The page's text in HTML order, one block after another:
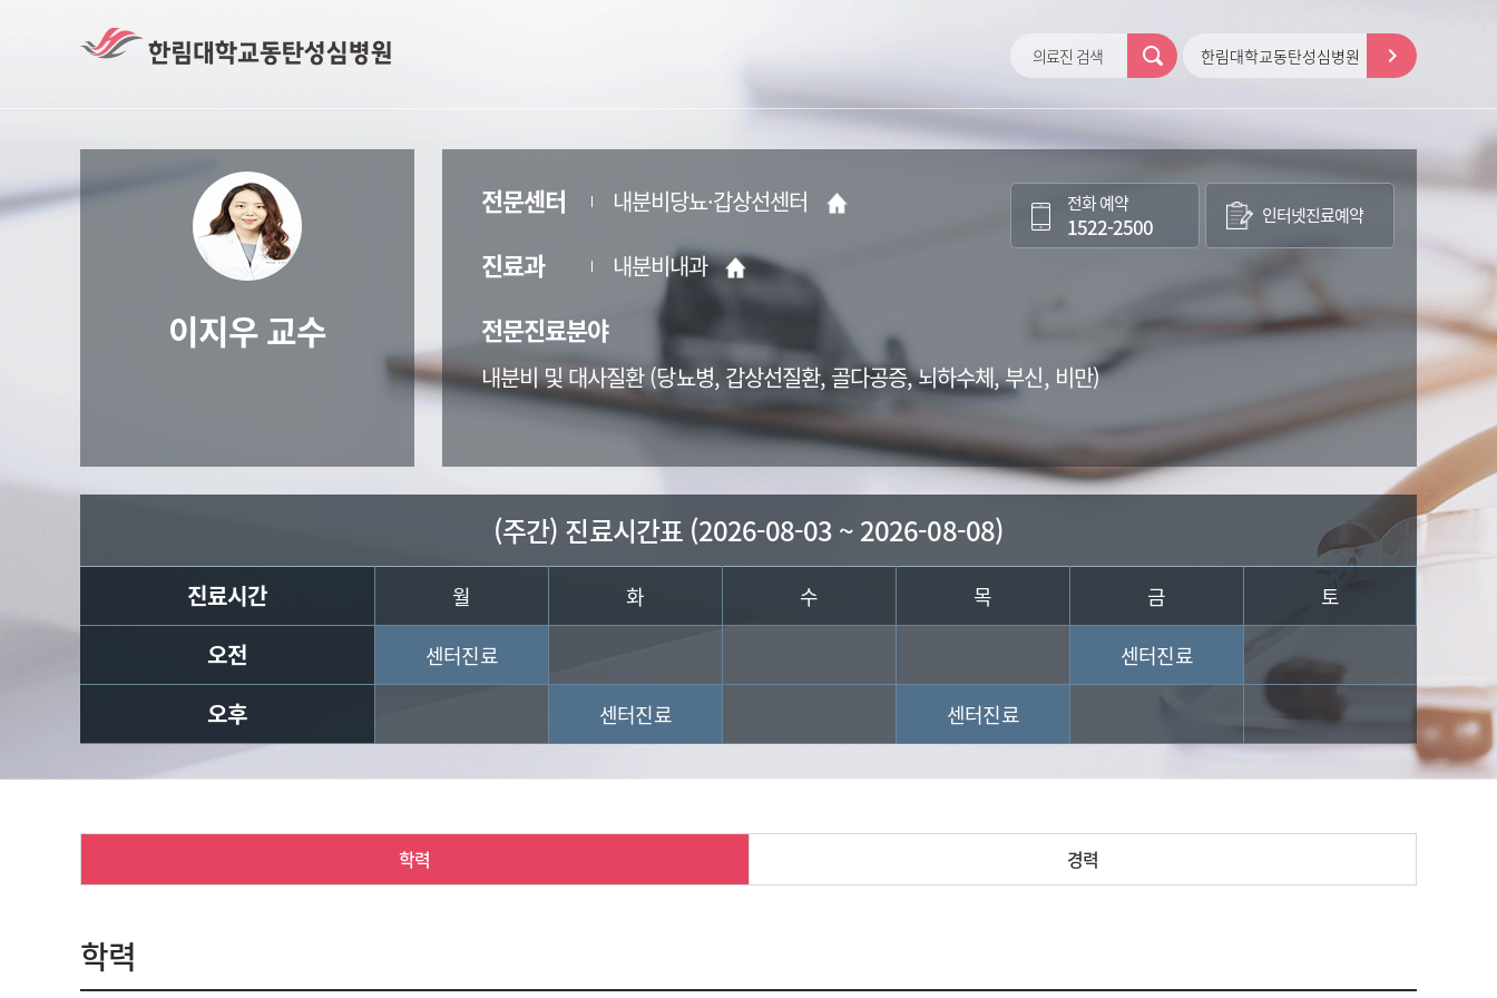
의료진 검색 한림대학교동탄성심병원
이지우 교수
전문센터 내분비당뇨·갑상선센터
진료과 내분비내과
전문진료분야
내분비 및 대사질환 (당뇨병, 갑상선질환, 골다공증, 뇌하수체, 부신, 비만)
전화 예약
1522-2500 인터넷진료예약
(주간) 진료시간표 (2026-08-03 ~ 2026-08-08)
진료시간 월 화 수 목 금 토
오전 센터진료 센터진료
오후 센터진료 센터진료
학력 경력
학력